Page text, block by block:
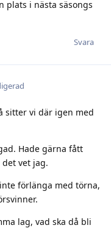
plats i nästa säsongs
Svara
sitter vi där igen med
Hade gärna fått
vet jag.
förlänga med törna,
lag, vad ska då bli